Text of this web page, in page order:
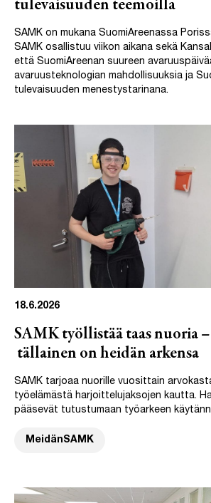
tulevaisuuden teemoilla
SAMK on mukana SuomiAreenassa
SAMK osallistuu viikon aikana sekä
että SuomiAreenan suureen
avaruusteknologian mahdollisuuksia ja
tulevaisuuden menestystarinana.
18.6.2026
SAMK työllistää taas nuoria –
tällainen on heidän arkensa
SAMK tarjoaa nuorille vuosittain
työelämästä harjoittelujaksojen kautta.
pääsevät tutustumaan työarkeen
MeidänSAMK